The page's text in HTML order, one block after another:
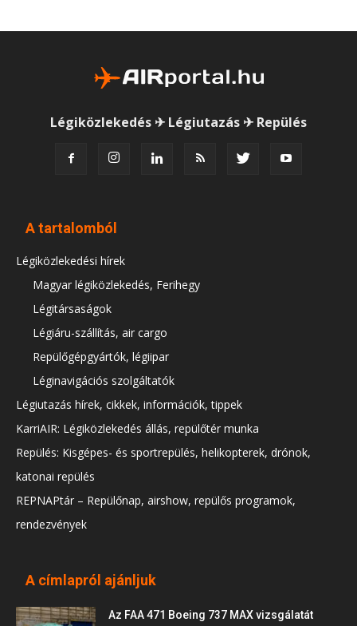
Légiközlekedés ✈ Légiutazás ✈ Repülés
A tartalomból
Légiközlekedési hírek
Magyar légiközlekedés, Ferihegy
Légitársaságok
Légiáru-szállítás, air cargo
Repülőgépgyártók, légiipar
Léginavigációs szolgáltatók
Légiutazás hírek, cikkek, információk, tippek
KarriAIR: Légiközlekedés állás, repülőtér munka
Repülés: Kisgépes- és sportrepülés, helikopterek, drónok,
katonai repülés
REPNAPtár – Repülőnap, airshow, repülős programok,
rendezvények
A címlapról ajánljuk
Az FAA 471 Boeing 737 MAX vizsgálatát